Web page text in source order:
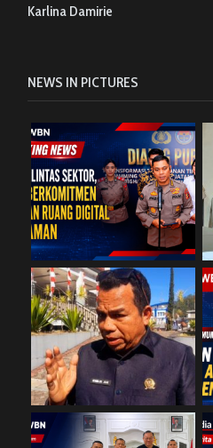
Karlina Damirie
NEWS IN PICTURES